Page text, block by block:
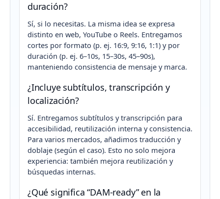
duración?
Sí, si lo necesitas. La misma idea se expresa
distinto en web, YouTube o Reels. Entregamos
cortes por formato (p. ej. 16:9, 9:16, 1:1) y por
duración (p. ej. 6–10s, 15–30s, 45–90s),
manteniendo consistencia de mensaje y marca.
¿Incluye subtítulos, transcripción y
localización?
Sí. Entregamos subtítulos y transcripción para
accesibilidad, reutilización interna y consistencia.
Para varios mercados, añadimos traducción y
doblaje (según el caso). Esto no solo mejora
experiencia: también mejora reutilización y
búsquedas internas.
¿Qué significa “DAM-ready” en la